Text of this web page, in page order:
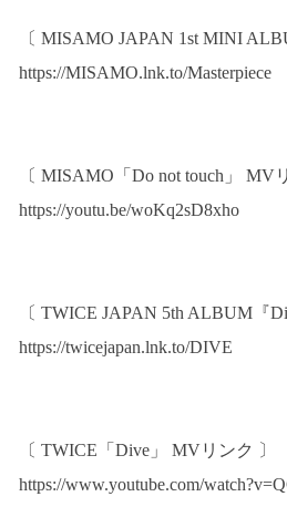
〔 MISAMO JAPAN 1st MINI
https://MISAMO.lnk.to/Masterpiece
〔 MISAMO「Do not touch」 MV
https://youtu.be/woKq2sD8xho
〔 TWICE JAPAN 5th ALBUM『
https://twicejapan.lnk.to/DIVE
〔 TWICE「Dive」 MVリンク 〕
https://www.youtube.com/